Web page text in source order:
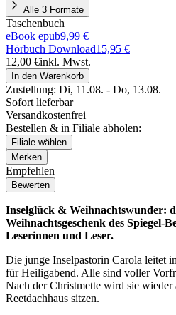
Alle 3 Formate
Taschenbuch
eBook epub9,99 €
Hörbuch Download15,95 €
12,00 €inkl. Mwst.
In den Warenkorb
Zustellung: Di, 11.08. - Do, 13.08.
Sofort lieferbar
Versandkostenfrei
Bestellen & in Filiale abholen:
Filiale wählen
Merken
Empfehlen
Bewerten
Inselglück & Weihnachtswunder:
Weihnachtsgeschenk des Spiegel-
Leserinnen und Leser.
Die junge Inselpastorin Carola leitet
für Heiligabend. Alle sind voller
Nach der Christmette wird sie
Reetdachhaus sitzen.